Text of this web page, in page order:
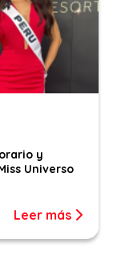
y
Universo
Leer más